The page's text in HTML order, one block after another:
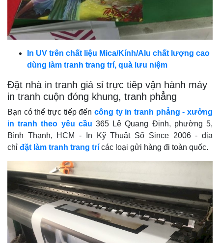
In UV trên chất liệu Mica/Kính/Alu chất lượng cao
dùng làm tranh trang trí, quà lưu niệm
Đặt nhà in tranh giá sỉ trực tiêp vận hành máy
in tranh cuộn đóng khung, tranh phẳng
Bạn có thể trực tiếp đến công ty in tranh phẳng - xưởng
in tranh theo yêu cầu 365 Lê Quang Định, phường 5,
Bình Thạnh, HCM - In Kỹ Thuật Số Since 2006 - địa
chỉ đặt làm tranh trang trí các loại gửi hàng đi toàn quốc.